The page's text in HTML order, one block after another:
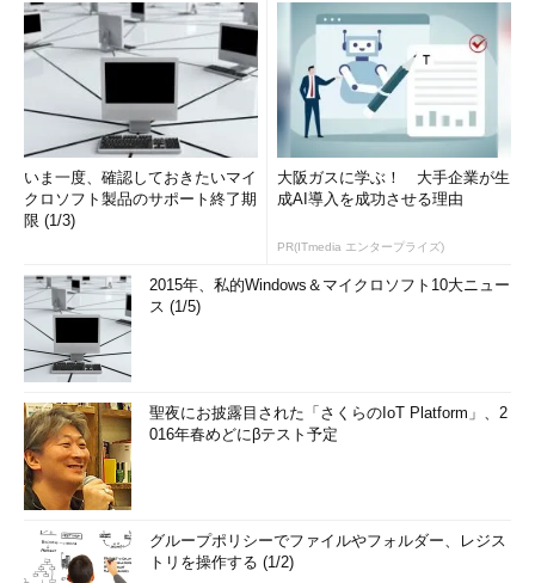
目次に戻る
「yum update」と「yum upgrade」の違いは？
「yum update 」に似たコマンドとして、「yum upgrade」が
あります。「yum upgrade」は「 yum update --obsoletes」相
当のコマンドで、システム全体の更新と同時に「obsolete（廃
止）」、つまり不要になったパッケージを削除するというオプシ
ョンです。
ただし、CentOSの場合は「/etc/yum.conf」で
「obsoletes=1」が設定されているため、「yum update」でも
「yum upgrade」でも動作は同じです（
いま一度、確認しておきたいマイ
クロソフト製品のサポート終了期
限 (1/3)
大阪ガスに学ぶ！ 大手企業が生
成AI導入を成功させる理由
PR(ITmedia エンタープライズ)
2015年、私的Windows＆マイクロソフト10大ニュー
ス (1/5)
聖夜にお披露目された「さくらのIoT Platform」、2
016年春めどにβテスト予定
グループポリシーでファイルやフォルダー、レジス
トリを操作する (1/2)